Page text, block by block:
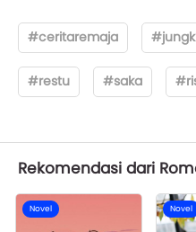
#ceritaremaja
#restu #saka
Rekomendasi dari
Novel Novel